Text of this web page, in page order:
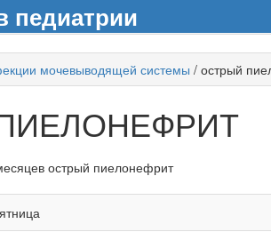
педиатрии
мочевыводящей системы / острый
острый пиелонефрит